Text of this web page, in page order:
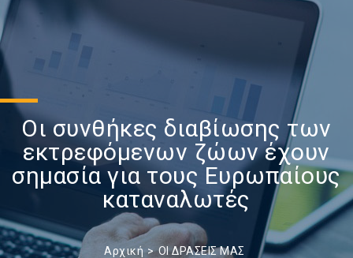
Οι συνθήκες διαβίωσης των
εκτρεφόμενων ζώων έχουν
σημασία για τους Ευρωπαίους
καταναλωτές
Αρχική ΟΙ ΔΡΑΣΕΙΣ ΜΑΣ